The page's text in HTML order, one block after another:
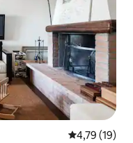
Évaluation
4,79 (19)